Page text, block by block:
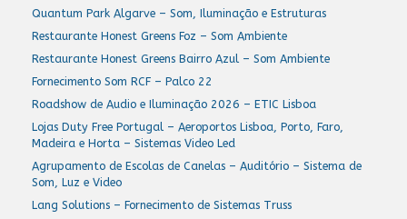
Quantum Park Algarve – Som, Iluminação e Estruturas
Restaurante Honest Greens Foz – Som Ambiente
Restaurante Honest Greens Bairro Azul – Som Ambiente
Fornecimento Som RCF – Palco 22
Roadshow de Audio e Iluminação 2026 – ETIC Lisboa
Lojas Duty Free Portugal – Aeroportos Lisboa, Porto, Faro,
Madeira e Horta – Sistemas Video Led
Agrupamento de Escolas de Canelas – Auditório – Sistema de
Som, Luz e Video
Lang Solutions – Fornecimento de Sistemas Truss